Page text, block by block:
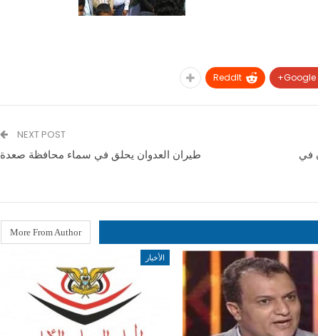
Google+
ReddIt
في
NEXT POST
طيران العدوان يحلق في سماء محافظة صعدة
More From Author
الأخبار